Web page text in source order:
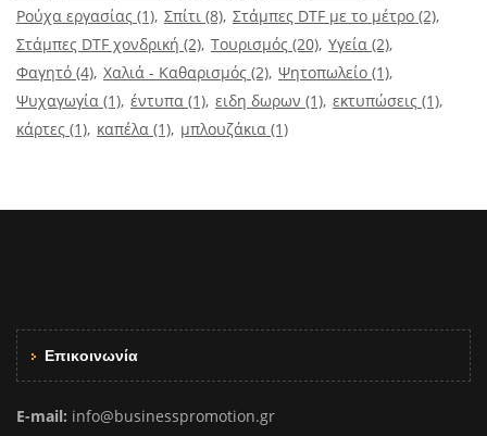
Ρούχα εργασίας (1) Σπίτι (8) Στάμπες DTF με το μέτρο (2)
Στάμπες DTF χονδρική (2) Τουρισμός (20) Υγεία (2)
Φαγητό (4) Χαλιά - Καθαρισμός (2) Ψητοπωλείο (1)
Ψυχαγωγία (1) έντυπα (1) ειδη δωρων (1) εκτυπώσεις (1)
κάρτες (1) καπέλα (1) μπλουζάκια (1)
Επικοινωνία
E-mail: info@businesspromotion.gr